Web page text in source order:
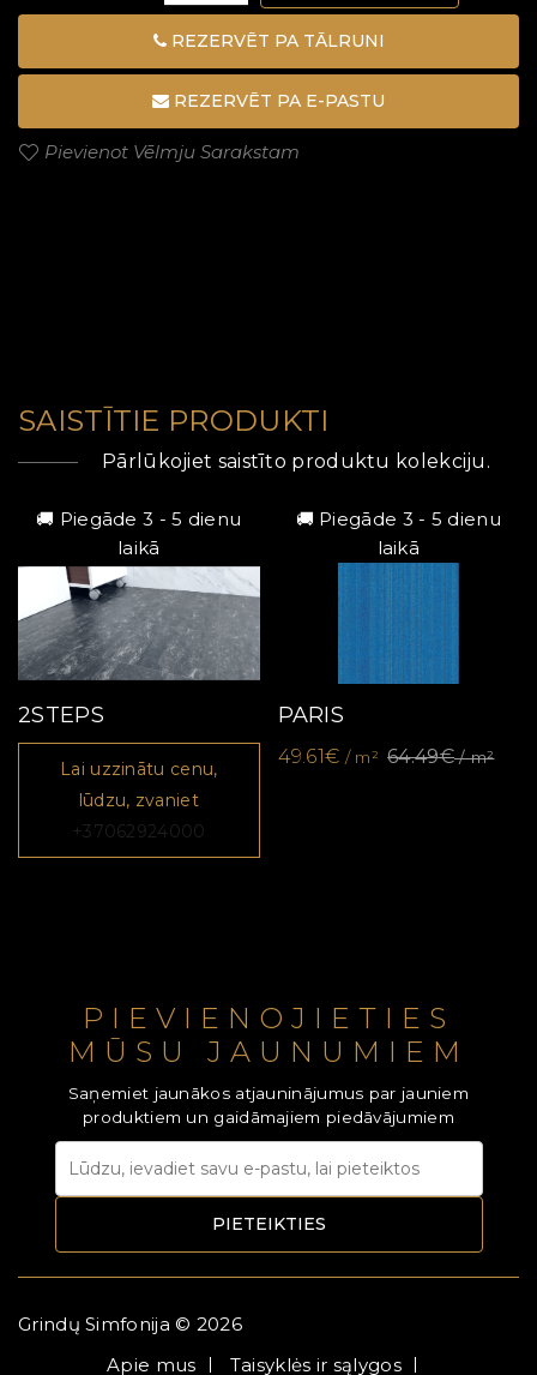
REZERVĒT PA TĀLRUNI
REZERVĒT PA E-PASTU
Pievienot Vēlmju Sarakstam
SAISTĪTIE PRODUKTI
Pārlūkojiet saistīto produktu kolekciju.
🚚 Piegāde 3 - 5 dienu
laikā
2STEPS
Lai uzzinātu cenu,
lūdzu, zvaniet
+37062924000
🚚 Piegāde 3 - 5 dienu
laikā
PARIS
49.61€ / m² 64.49€/ m²
PIEVIENOJIETIES
MŪSU JAUNUMIEM
Saņemiet jaunākos atjauninājumus par jauniem
produktiem un gaidāmajiem piedāvājumiem
PIETEIKTIES
Grindų Simfonija © 2026
Apie mus
Taisyklės ir sąlygos